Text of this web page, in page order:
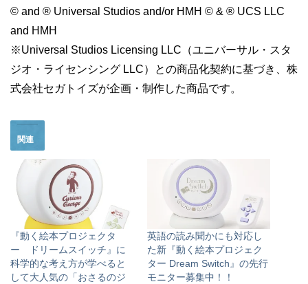
© and ® Universal Studios and/or HMH © & ® UCS LLC
and HMH
※Universal Studios Licensing LLC（ユニバーサル・スタ
ジオ・ライセンシング LLC）との商品化契約に基づき、株
式会社セガトイズが企画・制作した商品です。
関連
『動く絵本プロジェクタ
ー ドリームスイッチ』に
科学的な考え方が学べると
して大人気の「おさるのジ
英語の読み聞かにも対応し
た新『動く絵本プロジェク
ター Dream Switch』の先行
モニター募集中！！